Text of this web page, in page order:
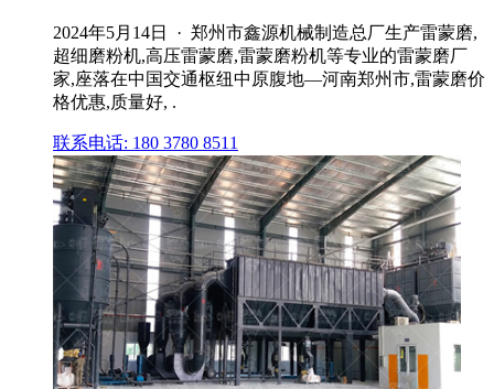
2024年5月14日 · 郑州市鑫源机械制造总厂生产雷蒙磨,
超细磨粉机,高压雷蒙磨,雷蒙磨粉机等专业的雷蒙磨厂
家,座落在中国交通枢纽中原腹地—河南郑州市,雷蒙磨价
格优惠,质量好, .
联系电话: 180 3780 8511